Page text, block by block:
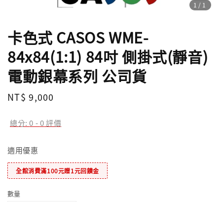
1 /1
卡色式 CASOS WME-
84x84(1:1) 84吋 側掛式(靜音)
電動銀幕系列 公司貨
Regular
NT$ 9,000
總分:0 -0評價
適用優惠
全館消費滿100元贈1元回饋金
數量